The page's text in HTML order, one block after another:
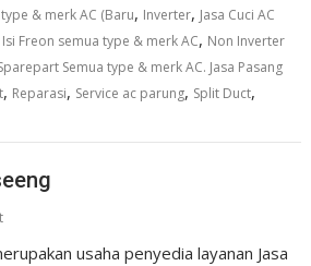
& merk AC (Baru, Inverter, Jasa Cuci AC
Freon semua type & merk AC, Non Inverter
Semua type & merk AC. Jasa Pasang
, Reparasi, Service ac parung, Split Duct,
usaha penyedia layanan Jasa